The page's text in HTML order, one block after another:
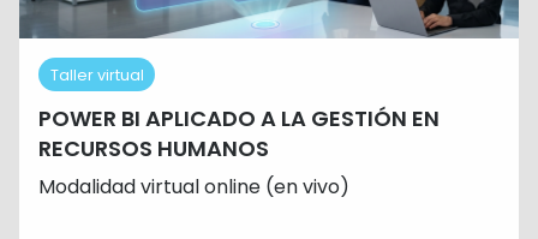
Taller virtual
POWER BI APLICADO A LA GESTIÓN EN
RECURSOS HUMANOS
Modalidad virtual online (en vivo)